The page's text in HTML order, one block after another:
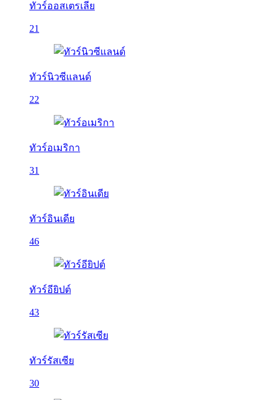
ทัวร์ออสเตรเลีย
21
ทัวร์นิวซีแลนด์
22
ทัวร์อเมริกา
31
ทัวร์อินเดีย
46
ทัวร์อียิปต์
43
ทัวร์รัสเซีย
30